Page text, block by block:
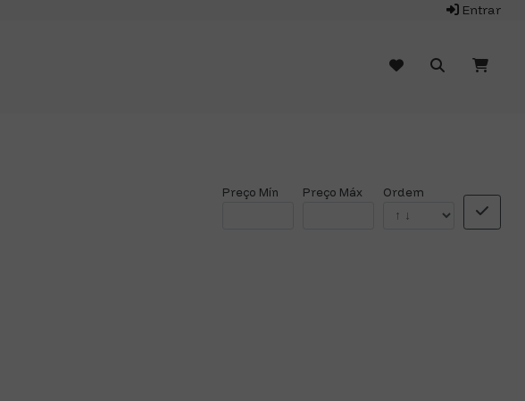
Entrar
Preço Mín Preço Máx Ordem